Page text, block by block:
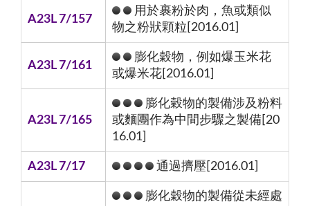
A23L 7/157
用於裹粉於肉，魚或類似
物之粉狀顆粒[2016.01]
A23L 7/161
膨化穀物，例如爆玉米花
或爆米花[2016.01]
A23L 7/165
膨化穀物的製備涉及粉料
或麵團作為中間步驟之製備[20
16.01]
A23L 7/17 通過擠壓[2016.01]
膨化穀物的製備從未經處